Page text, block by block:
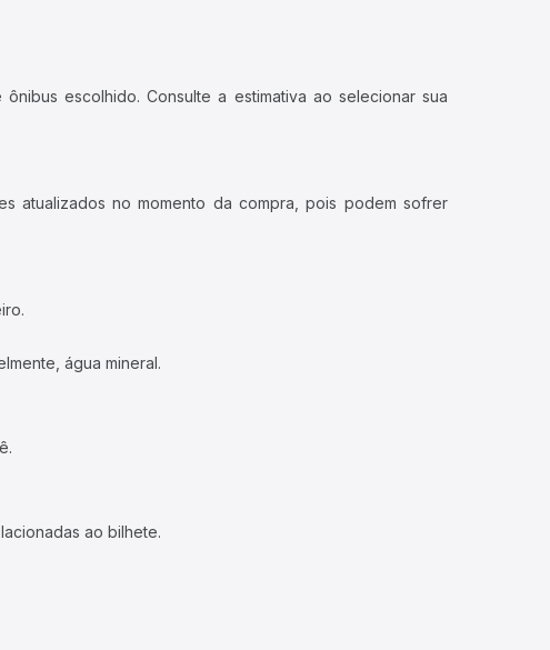
escolhido. Consulte a estimativa ao selecionar sua
atualizados no momento da compra, pois podem sofrer
água mineral.
ao bilhete.